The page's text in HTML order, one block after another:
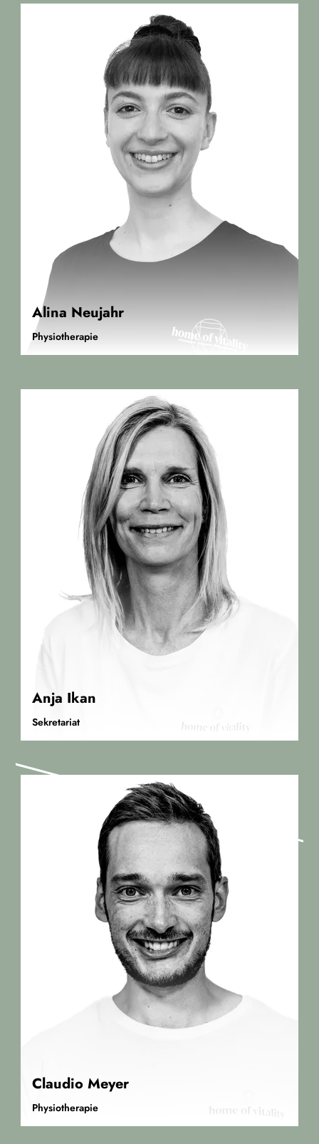
Alina Neujahr
Physiotherapie
Anja Ikan
Sekretariat
Claudio Meyer
Physiotherapie